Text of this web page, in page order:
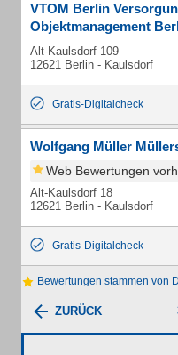
VTOM Berlin
Objektmanagement
Alt-Kaulsdorf 109
12621 Berlin - Kaulsdorf
Gratis-Digitalcheck
Wolfgang Müller
Web Bewertungen
Alt-Kaulsdorf 18
12621 Berlin - Kaulsdorf
Gratis-Digitalcheck
Bewertungen stammen von
ZURÜCK